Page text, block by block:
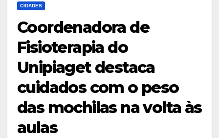
CIDADES
Coordenadora de
Fisioterapia do
Unipiaget destaca
cuidados com o peso
das mochilas na volta às
aulas